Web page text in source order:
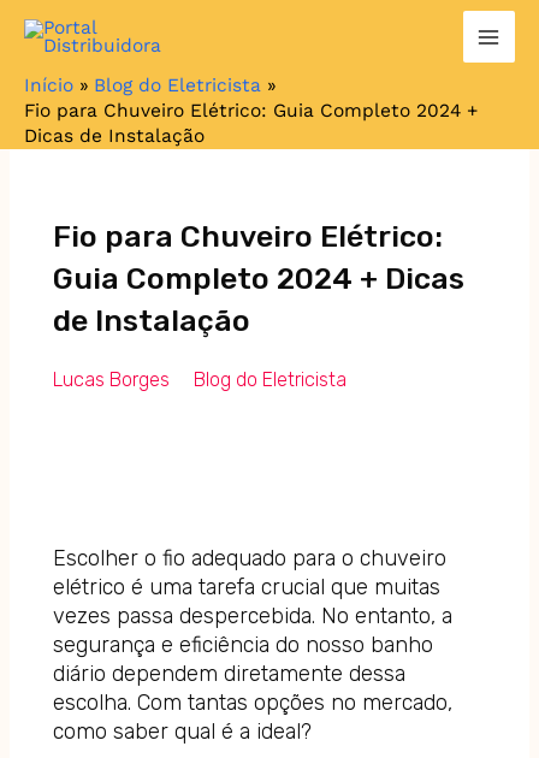
para
conteúdo
Início
Blog do Eletricista
Fio para Chuveiro Elétrico: Guia Completo 2024 +
Dicas de Instalação
Fio para Chuveiro Elétrico:
Guia Completo 2024 + Dicas
de Instalação
Lucas Borges Blog do Eletricista
Escolher o fio adequado para o chuveiro
elétrico é uma tarefa crucial que muitas
vezes passa despercebida. No entanto, a
segurança e eficiência do nosso banho
diário dependem diretamente dessa
escolha. Com tantas opções no mercado,
como saber qual é a ideal?